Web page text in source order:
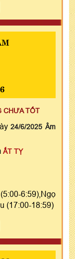
CHƯA TỐT
24/6/2025 Âm
ẤT TỴ
6:59),Ngọ
(17:00-18:59)